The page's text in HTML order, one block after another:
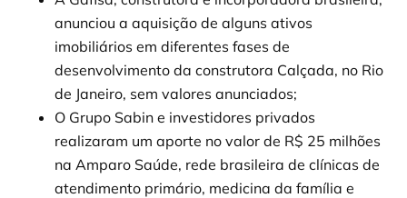
anunciou a aquisição de alguns ativos
imobiliários em diferentes fases de
desenvolvimento da construtora Calçada, no Rio
de Janeiro, sem valores anunciados;
O Grupo Sabin e investidores privados
realizaram um aporte no valor de R$ 25 milhões
na Amparo Saúde, rede brasileira de clínicas de
atendimento primário, medicina da família e